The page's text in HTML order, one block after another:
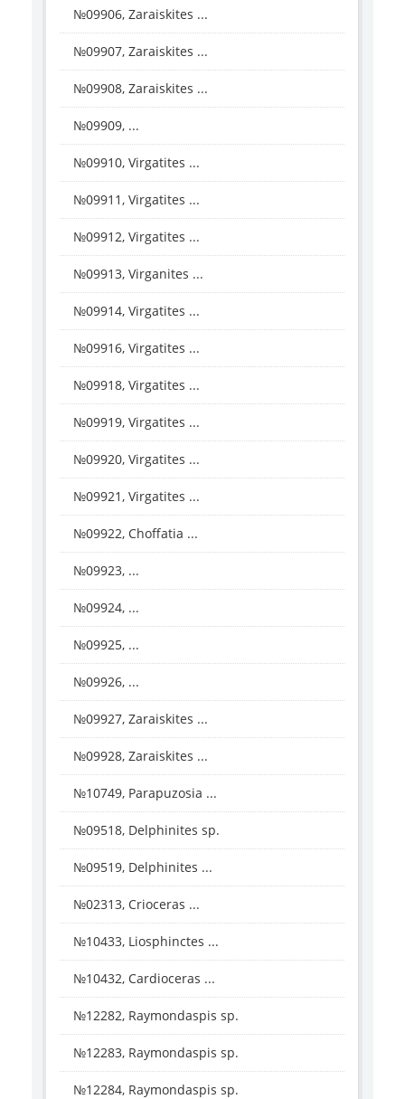
№09906, Zaraiskites ...
№09907, Zaraiskites ...
№09908, Zaraiskites ...
№09909, ...
№09910, Virgatites ...
№09911, Virgatites ...
№09912, Virgatites ...
№09913, Virganites ...
№09914, Virgatites ...
№09916, Virgatites ...
№09918, Virgatites ...
№09919, Virgatites ...
№09920, Virgatites ...
№09921, Virgatites ...
№09922, Choffatia ...
№09923, ...
№09924, ...
№09925, ...
№09926, ...
№09927, Zaraiskites ...
№09928, Zaraiskites ...
№10749, Parapuzosia ...
№09518, Delphinites sp.
№09519, Delphinites ...
№02313, Crioceras ...
№10433, Liosphinctes ...
№10432, Cardioceras ...
№12282, Raymondaspis sp.
№12283, Raymondaspis sp.
№12284, Raymondaspis sp.